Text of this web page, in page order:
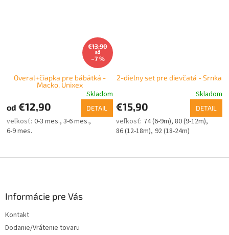
€13,90
až
–7 %
Overal+čiapka pre bábätká -
Macko, Unixex
Skladom
od €12,90 DETAIL
0-3 mes. 3-6 mes.
6-9 mes.
2-dielny set pre dievčatá - Srnka
Skladom
€15,90 DETAIL
74 (6-9m) 80 (9-12m)
86 (12-18m) 92 (18-24m)
Informácie pre Vás
Kontakt
Dodanie/Vrátenie tovaru